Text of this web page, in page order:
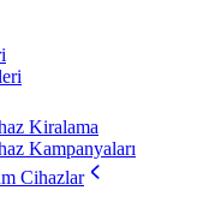
Kiralama
Kampanyaları
Cihazlar